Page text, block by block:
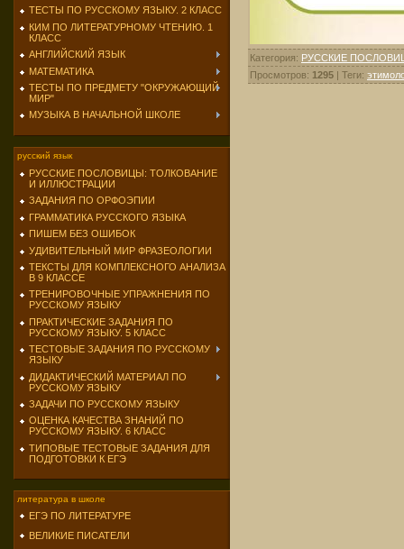
ТЕСТЫ ПО РУССКОМУ ЯЗЫКУ. 2 КЛАСС
КИМ ПО ЛИТЕРАТУРНОМУ ЧТЕНИЮ. 1
КЛАСС
АНГЛИЙСКИЙ ЯЗЫК
МАТЕМАТИКА
ТЕСТЫ ПО ПРЕДМЕТУ "ОКРУЖАЮЩИЙ
МИР"
МУЗЫКА В НАЧАЛЬНОЙ ШКОЛЕ
русский язык
РУССКИЕ ПОСЛОВИЦЫ: ТОЛКОВАНИЕ
И ИЛЛЮСТРАЦИИ
ЗАДАНИЯ ПО ОРФОЭПИИ
ГРАММАТИКА РУССКОГО ЯЗЫКА
ПИШЕМ БЕЗ ОШИБОК
УДИВИТЕЛЬНЫЙ МИР ФРАЗЕОЛОГИИ
ТЕКСТЫ ДЛЯ КОМПЛЕКСНОГО АНАЛИЗА
В 9 КЛАССЕ
ТРЕНИРОВОЧНЫЕ УПРАЖНЕНИЯ ПО
РУССКОМУ ЯЗЫКУ
ПРАКТИЧЕСКИЕ ЗАДАНИЯ ПО
РУССКОМУ ЯЗЫКУ. 5 КЛАСС
ТЕСТОВЫЕ ЗАДАНИЯ ПО РУССКОМУ
ЯЗЫКУ
ДИДАКТИЧЕСКИЙ МАТЕРИАЛ ПО
РУССКОМУ ЯЗЫКУ
ЗАДАЧИ ПО РУССКОМУ ЯЗЫКУ
ОЦЕНКА КАЧЕСТВА ЗНАНИЙ ПО
РУССКОМУ ЯЗЫКУ. 6 КЛАСС
ТИПОВЫЕ ТЕСТОВЫЕ ЗАДАНИЯ ДЛЯ
ПОДГОТОВКИ К ЕГЭ
литература в школе
ЕГЭ ПО ЛИТЕРАТУРЕ
ВЕЛИКИЕ ПИСАТЕЛИ
Категория: РУССКИЕ
Просмотров: 1295 | Теги: